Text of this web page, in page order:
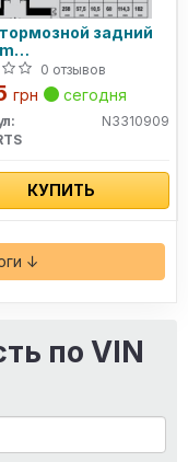
задний
Evanda/Tacuma/
0 отзывов
грн сегодня
N3310909
КУПИТЬ
↓
по VIN